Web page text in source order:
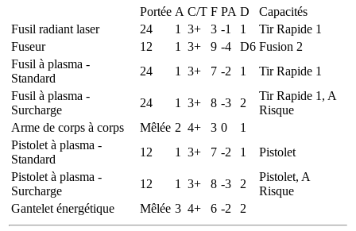
Portée A C/T F PA D
Capacités
Fusil radiant laser
24 1 3+ 3 -1 1
Tir Rapide 1
Fuseur
12 1 3+ 9 -4 D6 Fusion 2
Fusil à plasma -
Standard
24 1 3+ 7 -2 1
Tir Rapide 1
Fusil à plasma -
Surcharge
24 1 3+ 8 -3 2
Tir Rapide 1, A
Risque
Arme de corps à corps
Mêlée 2 4+ 3 0
1
Pistolet à plasma -
Standard
12 1 3+ 7 -2 1
Pistolet
Pistolet à plasma -
Surcharge
12 1 3+ 8 -3 2
Pistolet, A
Risque
Gantelet énergétique
Mêlée 3 4+ 6 -2 2